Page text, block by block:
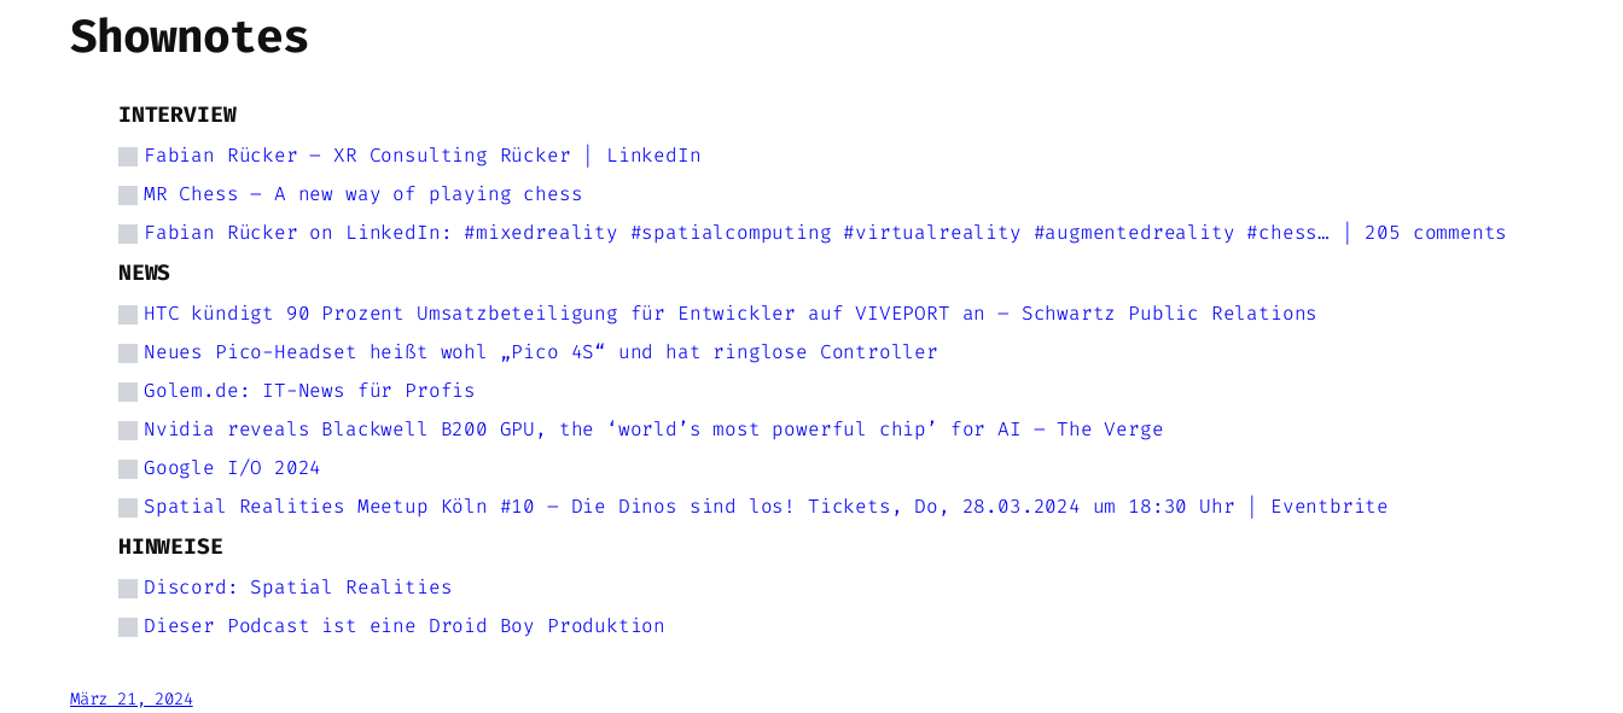
Shownotes
INTERVIEW
Fabian Rücker – XR Consulting Rücker | LinkedIn
MR Chess – A new way of playing chess
Fabian Rücker on LinkedIn: #mixedreality #spatialcomputing #virtualreality #augmentedreality #chess… | 205 comments
NEWS
HTC kündigt 90 Prozent Umsatzbeteiligung für Entwickler auf VIVEPORT an – Schwartz Public Relations
Neues Pico-Headset heißt wohl „Pico 4S“ und hat ringlose Controller
Golem.de: IT-News für Profis
Nvidia reveals Blackwell B200 GPU, the ‘world’s most powerful chip’ for AI – The Verge
Google I/O 2024
Spatial Realities Meetup Köln #10 – Die Dinos sind los! Tickets, Do, 28.03.2024 um 18:30 Uhr | Eventbrite
HINWEISE
Discord: Spatial Realities
Dieser Podcast ist eine Droid Boy Produktion
März 21, 2024